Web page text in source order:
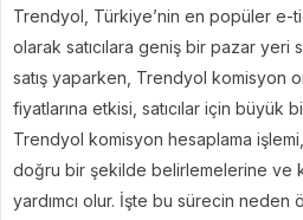
Trendyol, Türkiye’nin en popüler e-
olarak satıcılara geniş bir pazar yeri
satış yaparken, Trendyol komisyon
fiyatlarına etkisi, satıcılar için büyük
Trendyol komisyon hesaplama işlemi,
doğru bir şekilde belirlemelerine ve
yardımcı olur. İşte bu sürecin neden